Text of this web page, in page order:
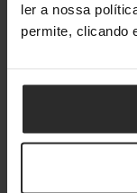
ler a nossa
permite, clicando
Montagem